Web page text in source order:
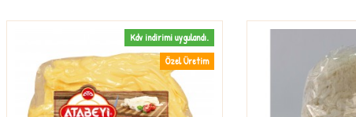
Özel Üretim
Kdv indirimi uygulandı.